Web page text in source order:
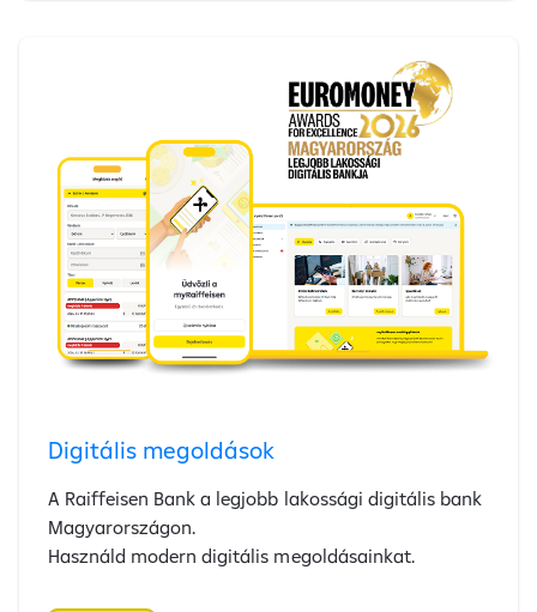
Digitális megoldások
A Raiffeisen Bank a legjobb lakossági digitális bank
Magyarországon.
Használd modern digitális megoldásainkat.